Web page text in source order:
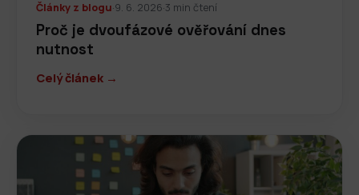
Články z blogu·9. 6. 2026·3 min čtení
Proč je dvoufázové ověřování dnes
nutnost
Celý článek →